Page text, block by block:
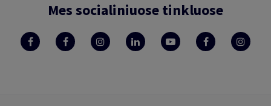
Mes socialiniuose tinkluose